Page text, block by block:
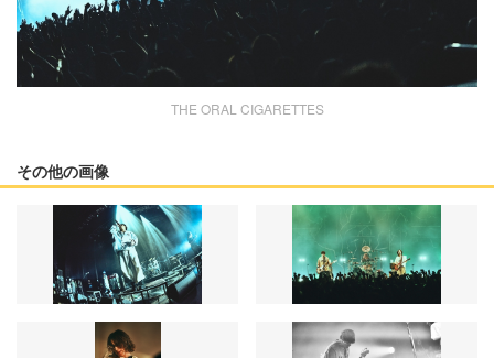
THE ORAL CIGARETTES
その他の画像